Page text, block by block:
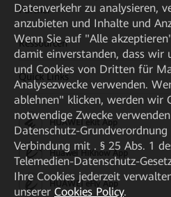
Partner
Ressourcen
Quick Links
HUAWEI eKit App
Huawei HiKnow App
HUAWEI eFly App
Datenverkehr zu analysieren,
anzubieten und Inhalte und
Wenn Sie auf "Alle
damit einverstanden, dass wir
und Cookies von Dritten für
Analysezwecke verwenden.
ablehnen" klicken, werden wir
notwendige Zwecke
Datenschutz-
Verbindung mit . § 25 Abs. 1
Telemedien-Datenschutz-
Ihre Cookies jederzeit
unserer Cookies Policy.